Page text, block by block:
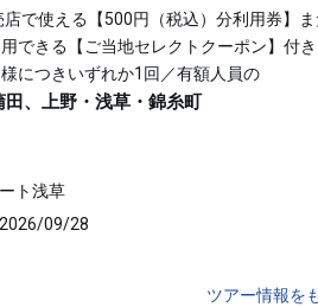
で使える【500円（税込）分利用券】
できる【ご当地セレクトクーポン】付き
につきいずれか1回／有額人員の
、上野・浅草・錦糸町
ト浅草
09/28
ツアー情報を